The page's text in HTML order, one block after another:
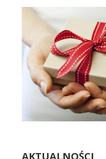
AKTUALNOŚCI